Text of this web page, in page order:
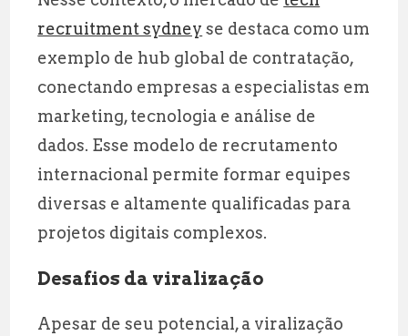
recruitment sydney se destaca como um
exemplo de hub global de contratação,
conectando empresas a especialistas em
marketing, tecnologia e análise de
dados. Esse modelo de recrutamento
internacional permite formar equipes
diversas e altamente qualificadas para
projetos digitais complexos.
Desafios da viralização
Apesar de seu potencial, a viralização